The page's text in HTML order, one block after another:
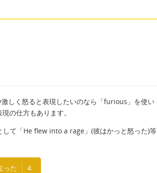
しく怒ると表現したいのなら「furious」を使い
の仕方もあります。
して「He flew into a rage」(彼はかっと怒った)等
った 4